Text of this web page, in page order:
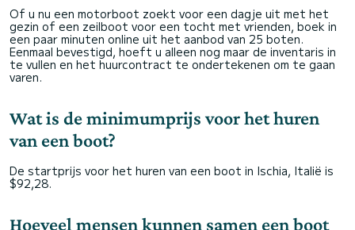
Of u nu een motorboot zoekt voor een dagje uit met het
gezin of een zeilboot voor een tocht met vrienden, boek in
een paar minuten online uit het aanbod van 25 boten.
Eenmaal bevestigd, hoeft u alleen nog maar de inventaris in
te vullen en het huurcontract te ondertekenen om te gaan
varen.
Wat is de minimumprijs voor het huren
van een boot?
De startprijs voor het huren van een boot in Ischia, Italië is
$92,28.
Hoeveel mensen kunnen samen een boot